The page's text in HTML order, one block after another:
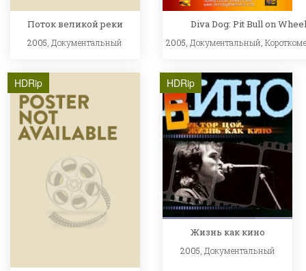
Поток великой реки
2005,Документальный
Diva Dog: Pit Bull on
2005,Документальный,
HDRip HDRip
Жизнь как кино
2005, Документальный